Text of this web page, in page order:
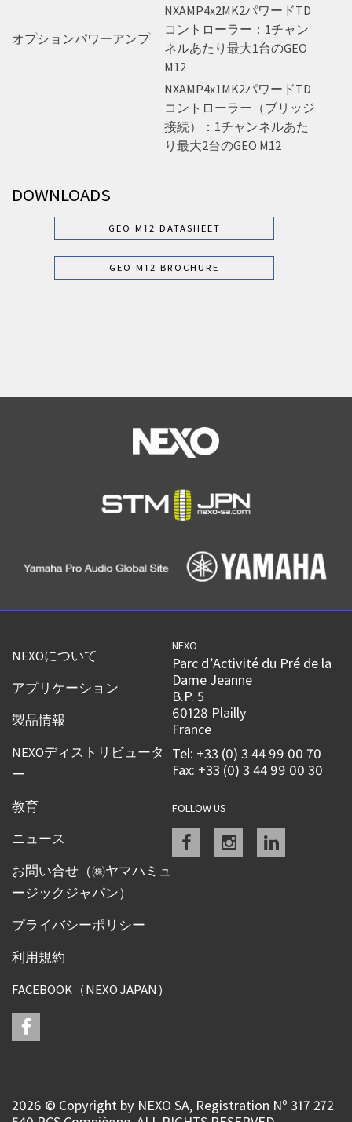
オプションパワーアンプ
NXAMP4x2MK2パワードTD
コントローラー：1チャン
ネルあたり最大1台のGEO
M12
NXAMP4x1MK2パワードTD
コントローラー（ブリッジ
接続）：1チャンネルあた
り最大2台のGEO M12
DOWNLOADS
GEO M12 DATASHEET
GEO M12 BROCHURE
NEXOについて
アプリケーション
製品情報
NEXOディストリビュータ
ー
教育
ニュース
お問い合せ（㈱ヤマハミュ
ージックジャパン）
プライバシーポリシー
利用規約
FACEBOOK（NEXO JAPAN）
NEXO
Parc d’Activité du Pré de la
Dame Jeanne
B.P. 5
60128 Plailly
France
Tel: +33 (0) 3 44 99 00 70
Fax: +33 (0) 3 44 99 00 30
FOLLOW US
Facebookinstagramlinkedin
2026 © Copyright by NEXO SA, Registration Nº 317 272